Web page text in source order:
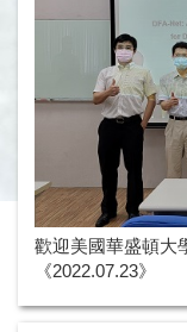
歡迎美國華盛頓大
《2022.07.23》